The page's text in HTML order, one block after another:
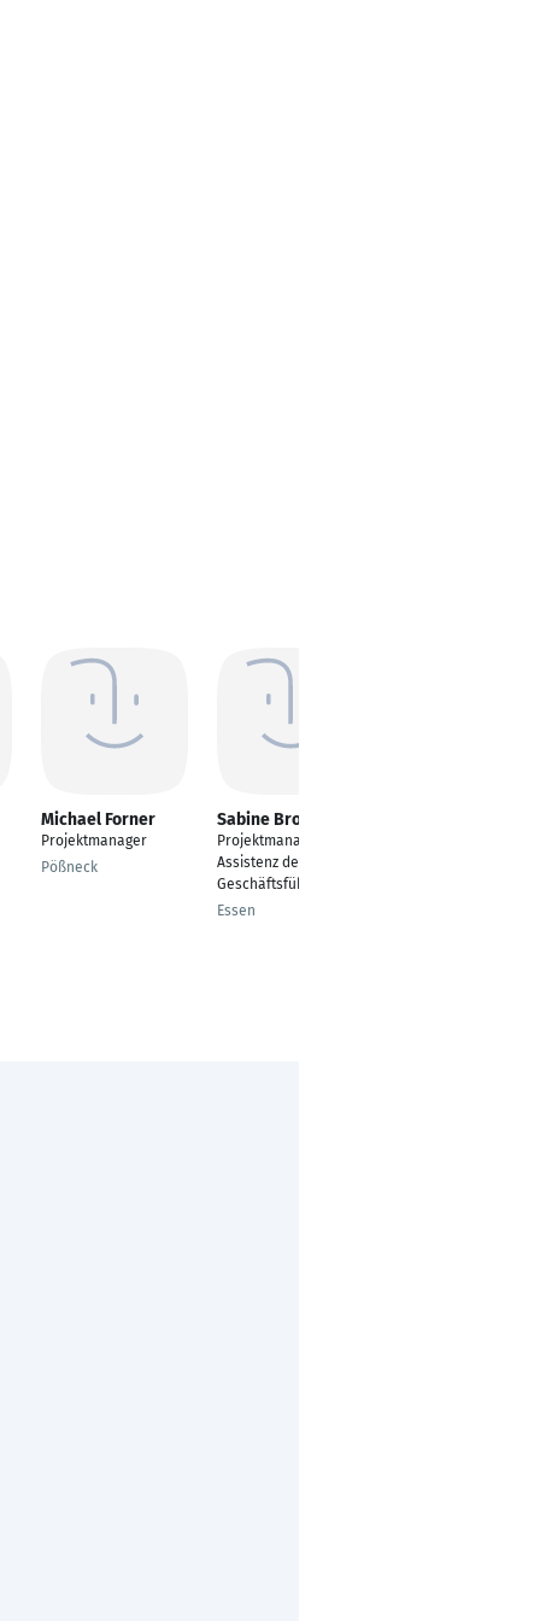
Michael Forner
Projektmanager
Pößneck
Sabine Brombach
Projektmanagerin und
Assistenz der
Geschäftsführung
Essen